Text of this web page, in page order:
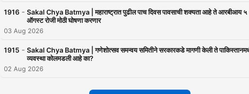
your attention to what
podcast focused on
1916 - Sakal Chya Batmya | महाराष्ट्रात पुढील पाच दिवस पावसाची शक्यता आहे ते आरबीआय ५
ऑगस्ट रोजी मोठी घोषणा करणार
03 Aug 2026
1915 - Sakal Chya Batmya | गणेशोत्सव समन्वय समितीने सरकारकडे मागणी केली ते
व्यवस्था कोलमडली आहे का?
02 Aug 2026